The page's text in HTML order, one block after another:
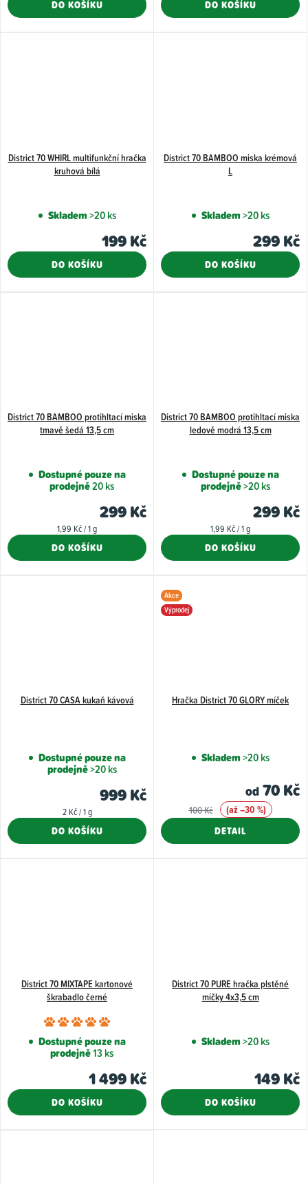
DO KOŠÍKU DO KOŠÍKU
District 70 WHIRL multifunkční hračka
kruhová bílá
Skladem>20 ks
199 Kč
DO KOŠÍKU
District 70 BAMBOO miska krémová
L
Skladem>20 ks
299 Kč
DO KOŠÍKU
District 70 BAMBOO protihltací miska
tmavě šedá 13,5 cm
Dostupné pouze na
prodejně20 ks
299 Kč
Měrná
1,99 Kč / 1 g
DO KOŠÍKU
District 70 BAMBOO protihltací miska
ledově modrá 13,5 cm
Dostupné pouze na
prodejně>20 ks
299 Kč
Měrná
1,99 Kč / 1 g
DO KOŠÍKU
District 70 CASA kukaň kávová
Dostupné pouze na
prodejně>20 ks
999 Kč
Měrná
2 Kč / 1 g
DO KOŠÍKU
Akce
Výprodej
Hračka District 70 GLORY míček
Skladem>20 ks
od70 Kč
100 Kč
(až –30 %)
DETAIL
District 70 MIXTAPE kartonové
škrabadlo černé
Průměrné
hodnocení
produktu
je
5,0
Dostupné pouze na
prodejně13 ks
1 499 Kč
DO KOŠÍKU
District 70 PURE hračka plstěné
míčky 4x3,5 cm
Skladem>20 ks
149 Kč
DO KOŠÍKU